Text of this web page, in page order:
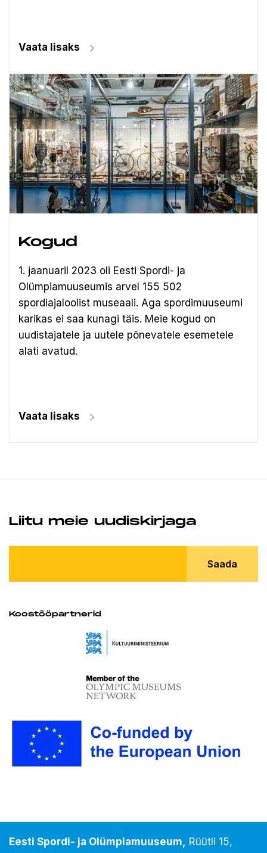
Vaata lisaks
Kogud
1. jaanuaril 2023 oli Eesti Spordi- ja
Olümpiamuuseumis arvel 155 502
spordiajaloolist museaali. Aga spordimuuseumi
karikas ei saa kunagi täis. Meie kogud on
uudistajatele ja uutele põnevatele esemetele
alati avatud.
Vaata lisaks
Liitu meie uudiskirjaga
Saada
Koostööpartnerid
Eesti Spordi- ja Olümpiamuuseum, Rüütli 15,